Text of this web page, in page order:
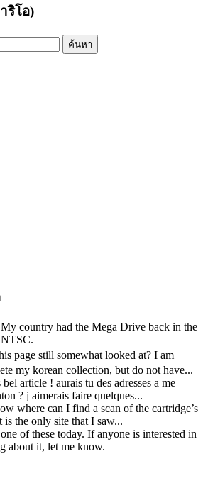
ริโอ)
My country had the Mega Drive back in the
NTSC.
page still somewhat looked at? I am
my korean collection, but do not have...
bel article ! aurais tu des adresses a me
? j aimerais faire quelques...
where can I find a scan of the cartridge’s
is the only site that I saw...
of these today. If anyone is interested in
about it, let me know.